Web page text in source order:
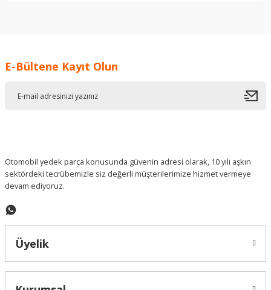
Ürün resmi kalitesiz, bozuk veya görüntülenemiyor.
E-Bültene Kayıt Olun
Otomobil yedek parça konusunda güvenin adresi olarak, 10 yılı aşkın
sektördeki tecrübemizle siz değerli müşterilerimize hizmet vermeye
devam ediyoruz.
Üyelik